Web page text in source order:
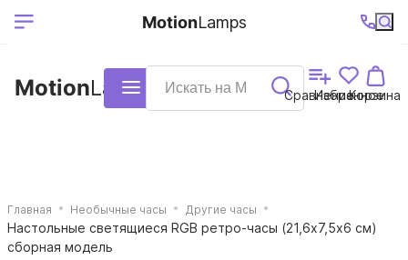
Ваш регион
Выберите ваш
+7 (495)740-
38-68
График
работы
MotionLamps Каталог Сравнение
Избранное
Корзина
MotionLamps
Главная Необычные часы Другие часы
Настольные светящиеся RGB ретро-часы (21,6x7,5х6 см)
сборная модель